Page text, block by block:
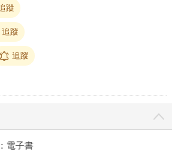
蹤
追蹤
追蹤
電子書